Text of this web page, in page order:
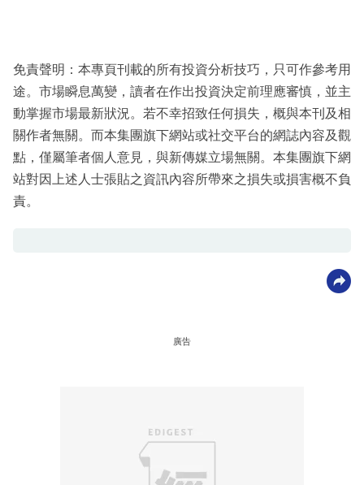
免責聲明：本專頁刊載的所有投資分析技巧，只可作參考用
途。市場瞬息萬變，讀者在作出投資決定前理應審慎，並主
動掌握市場最新狀況。若不幸招致任何損失，概與本刊及相
關作者無關。而本集團旗下網站或社交平台的網誌內容及觀
點，僅屬筆者個人意見，與新傳媒立場無關。本集團旗下網
站對因上述人士張貼之資訊內容所帶來之損失或損害概不負
責。
廣告